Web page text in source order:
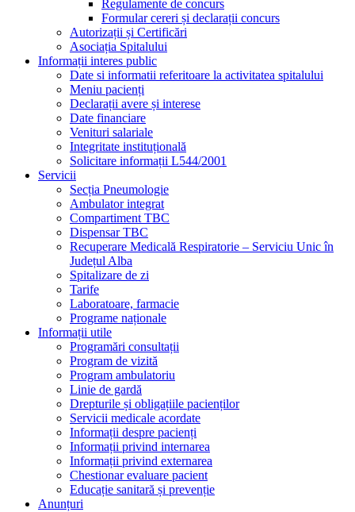
Regulamente de concurs
Formular cereri și declarații concurs
Autorizații și Certificări
Asociația Spitalului
Informații interes public
Date si informatii referitoare la activitatea spitalului
Meniu pacienți
Declarații avere și interese
Date financiare
Venituri salariale
Integritate instituțională
Solicitare informații L544/2001
Servicii
Secția Pneumologie
Ambulator integrat
Compartiment TBC
Dispensar TBC
Recuperare Medicală Respiratorie – Serviciu Unic în
Județul Alba
Spitalizare de zi
Tarife
Laboratoare, farmacie
Programe naționale
Informații utile
Programări consultații
Program de vizită
Program ambulatoriu
Linie de gardă
Drepturile și obligațiile pacienților
Servicii medicale acordate
Informații despre pacienți
Informații privind internarea
Informații privind externarea
Chestionar evaluare pacient
Educație sanitară și prevenție
Anunțuri